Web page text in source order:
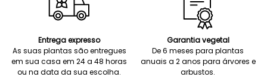
Entrega expresso
As suas plantas são entregues
em sua casa em 24 a 48 horas
ou na data da sua escolha.
Garantia vegetal
De 6 meses para plantas
anuais a 2 anos para árvores e
arbustos.